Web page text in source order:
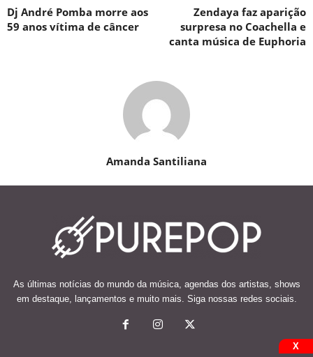
Dj André Pomba morre aos
59 anos vítima de câncer
Zendaya faz aparição
surpresa no Coachella e
canta música de Euphoria
Amanda Santiliana
As últimas notícias do mundo da música, agendas dos artistas, shows
em destaque, lançamentos e muito mais. Siga nossas redes sociais.
X